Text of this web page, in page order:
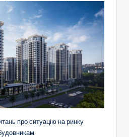
про ситуацію на ринку